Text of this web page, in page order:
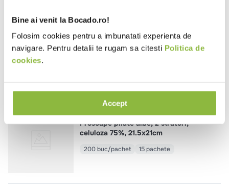
Bine ai venit la Bocado.ro!
Folosim cookies pentru a imbunatati experienta de
navigare. Pentru detalii te rugam sa citesti Politica de
cookies.
Accept
Hartie igienica alba, 3 straturi, 250
portii
Prosoape pliate albe, 2 straturi,
celuloza 75%, 21.5x21cm
200 buc/pachet 15 pachete